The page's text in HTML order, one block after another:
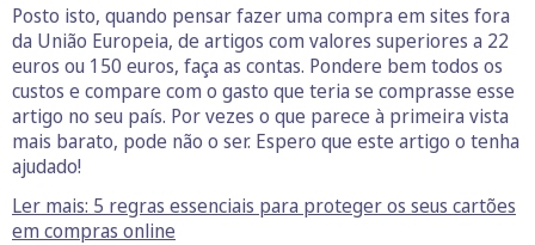
Posto isto, quando pensar fazer uma compra em sites fora
da União Europeia, de artigos com valores superiores a 22
euros ou 150 euros, faça as contas. Pondere bem todos os
custos e compare com o gasto que teria se comprasse esse
artigo no seu país. Por vezes o que parece à primeira vista
mais barato, pode não o ser. Espero que este artigo o tenha
ajudado!
Ler mais: 5 regras essenciais para proteger os seus cartões
em compras online